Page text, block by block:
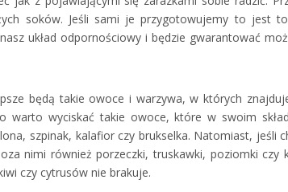
soków. Jeśli sami je przygotowujemy to jest
układ odpornościowy i będzie gwarantować
będą takie owoce i warzywa, w których
wyciskać takie owoce, które w swoim
szpinak, kalafior czy brukselka. Natomiast, jeśli
nimi również porzeczki, truskawki, poziomki czy
czy cytrusów nie brakuje.